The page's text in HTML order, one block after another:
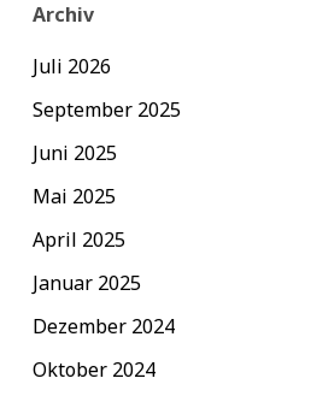
Archiv
Juli 2026
September 2025
Juni 2025
Mai 2025
April 2025
Januar 2025
Dezember 2024
Oktober 2024